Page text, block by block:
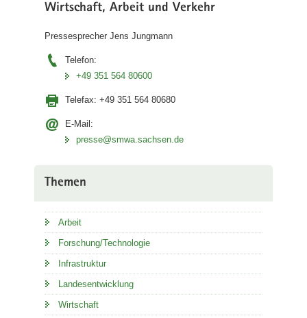
Wirtschaft, Arbeit und Verkehr
Pressesprecher Jens Jungmann
Telefon:
+49 351 564 80600
Telefax: +49 351 564 80680
E-Mail:
presse@smwa.sachsen.de
Themen
Arbeit
Forschung/Technologie
Infrastruktur
Landesentwicklung
Wirtschaft